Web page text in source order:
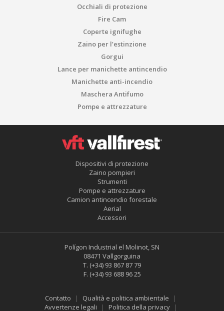
Occhiali di protezione
Fire Cam
Coperte ignifughe
Zaino per l’estinzione
Gorgui
Lance per manichette antincendio
Manichette anti-incendio
Maschera Antifumo
Pompe e attrezzature
Dispositivi di protezione
Zaino pompieri
Strumenti
Pompe e attrezzature
Camion antincendio forestale
Aerial
Accessori
Polígon Industrial el Molinot, SN
08471 Vallgorguina
T. (+34) 93 867 87 79
F. (+34) 93 688 96 25
Contatto
Qualità e politica ambientale
Avvertenze legali
Politica della privacy